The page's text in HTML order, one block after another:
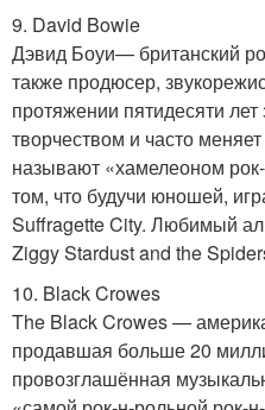
9. David Bowie
Дэвид Боуи— британский
также продюсер,
протяжении пятидесяти
творчеством и часто
называют «хамелеоном
том, что будучи юношей,
Suffragette City. Любимый
Ziggy Stardust and the
10. Black Crowes
The Black Crowes —
продавшая больше 20
провозглашённая